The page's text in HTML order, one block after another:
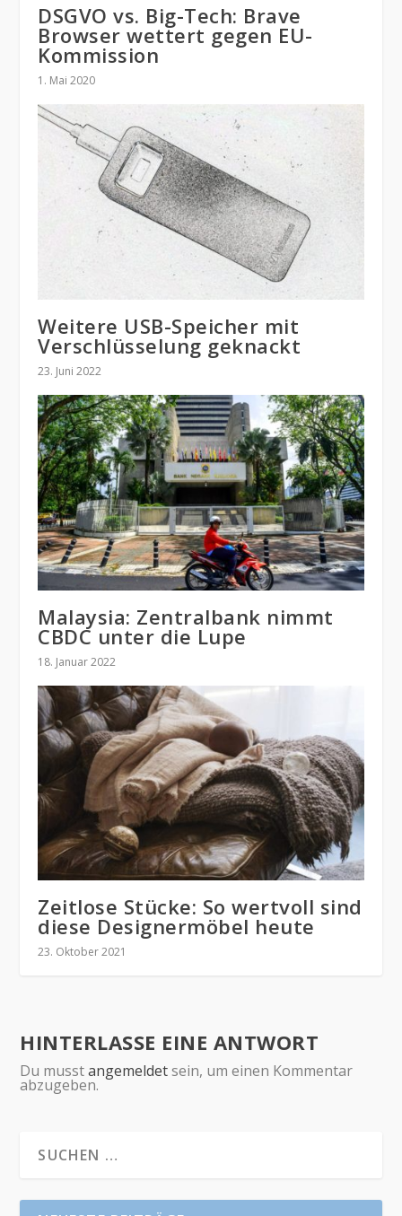
DSGVO vs. Big-Tech: Brave
Browser wettert gegen EU-
Kommission
1. Mai 2020
Weitere USB-Speicher mit
Verschlüsselung geknackt
23. Juni 2022
Malaysia: Zentralbank nimmt
CBDC unter die Lupe
18. Januar 2022
Zeitlose Stücke: So wertvoll sind
diese Designermöbel heute
23. Oktober 2021
HINTERLASSE EINE ANTWORT
Du musstangemeldetsein, um einen Kommentar
abzugeben.